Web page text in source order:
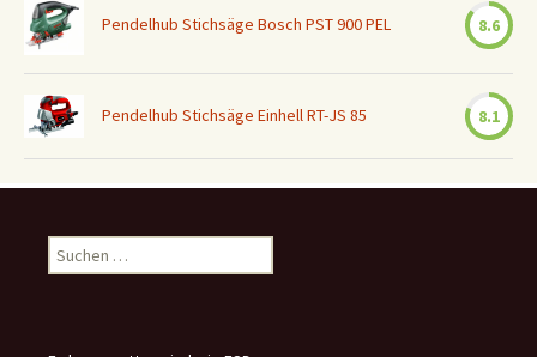
Pendelhub Stichsäge Bosch PST 900 PEL 8.6
Pendelhub Stichsäge Einhell RT-JS 85 8.1
Suchen
nach: